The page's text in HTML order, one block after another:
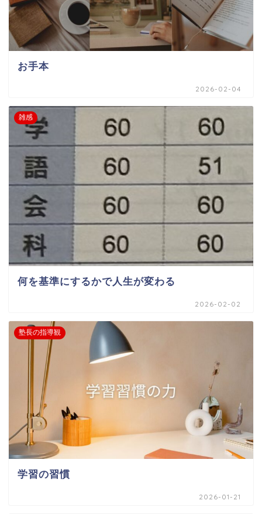
お手本
2026-02-04
雑感
何を基準にするかで人生が変わる
2026-02-02
塾長の指導観
学習の習慣
2026-01-21